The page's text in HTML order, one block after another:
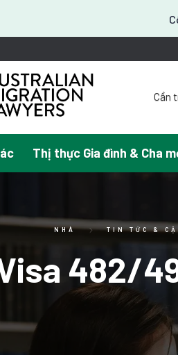
Cần
Thị thực Gia đình & Cha
NHÀ TIN TỨC &
482/